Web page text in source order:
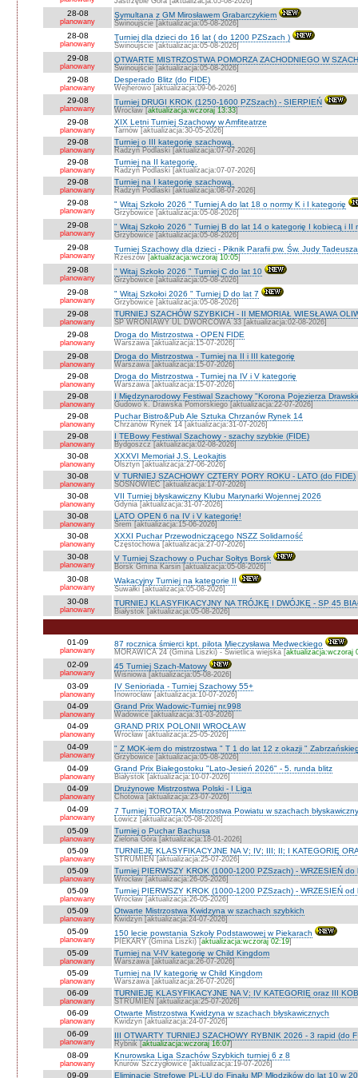
28-08
planowany
Symultana z GM Mirosławem Grabarczykiem
Świnoujście [aktualizacja:05-08-2026]
28-08
planowany
Turniej dla dzieci do 16 lat ( do 1200 PZSzach )
Świnoujście [aktualizacja:05-08-2026]
29-08
planowany
OTWARTE MISTRZOSTWA POMORZA ZACHODNIEGO W
Świnoujście [aktualizacja:05-08-2026]
29-08
planowany
Desperado Blitz (do FIDE)
Wejherowo [aktualizacja:09-06-2026]
29-08
planowany
Turniej DRUGI KROK (1250-1600 PZSzach) - SIERPIEŃ
Wrocław [aktualizacja:wczoraj 13:33]
29-08
planowany
XIX Letni Turniej Szachowy w Amfiteatrze
Tarnów [aktualizacja:30-05-2026]
29-08
planowany
Turniej o III kategorię szachową.
Radzyń Podlaski [aktualizacja:07-07-2026]
29-08
planowany
Turniej na II kategorię.
Radzyń Podlaski [aktualizacja:07-07-2026]
29-08
planowany
Turniej na I kategorię szachową.
Radzyń Podlaski [aktualizacja:08-07-2026]
29-08
planowany
" Witaj Szkoło 2026 " Turniej A do lat 18 o normy K i I kategorię
Grzybowice [aktualizacja:05-08-2026]
29-08
planowany
" Witaj Szkoło 2026 " Turniej B do lat 14 o kategorię I kobiecą i II
Grzybowice [aktualizacja:05-08-2026]
29-08
planowany
Turniej Szachowy dla dzieci - Piknik Parafii pw. Św. Judy
Rzeszów [aktualizacja:wczoraj 10:05]
29-08
planowany
" Witaj Szkoło 2026 " Turniej C do lat 10
Grzybowice [aktualizacja:05-08-2026]
29-08
planowany
" Witaj Szkołoi 2026 " Turniej D do lat 7
Grzybowice [aktualizacja:05-08-2026]
29-08
planowany
TURNIEJ SZACHÓW SZYBKICH - II MEMORIAŁ WIESŁAWA
SP WRONIAWY UL DWORCOWA 33 [aktualizacja:02-08-2026]
29-08
planowany
Droga do Mistrzostwa - OPEN FIDE
Warszawa [aktualizacja:15-07-2026]
29-08
planowany
Droga do Mistrzostwa - Turniej na II i III kategorię
Warszawa [aktualizacja:15-07-2026]
29-08
planowany
Droga do Mistrzostwa - Turniej na IV i V kategorię
Warszawa [aktualizacja:15-07-2026]
29-08
planowany
I Międzynarodowy Festiwal Szachowy "Korona Pojezierza
Gudowo k. Drawska Pomorskiego [aktualizacja:22-07-2026]
29-08
planowany
Puchar Bistro&Pub Ale Sztuka Chrzanów Rynek 14
Chrzanów Rynek 14 [aktualizacja:31-07-2026]
29-08
planowany
I TEBowy Festiwal Szachowy - szachy szybkie (FIDE)
Bydgoszcz [aktualizacja:02-08-2026]
30-08
planowany
XXXVI Memoriał J.S. Leokajtis
Olsztyn [aktualizacja:27-06-2026]
30-08
planowany
V TURNIEJ SZACHOWY CZTERY PORY ROKU - LATO (do FIDE)
SOSNOWIEC [aktualizacja:17-07-2026]
30-08
planowany
VII Turniej błyskawiczny Klubu Marynarki Wojennej 2026
Gdynia [aktualizacja:31-07-2026]
30-08
planowany
LATO OPEN 6 na IV i V kategorię!
Śrem [aktualizacja:15-06-2026]
30-08
planowany
XXXI Puchar Przewodniczącego NSZZ Solidarność
Częstochowa [aktualizacja:27-07-2026]
30-08
planowany
V Turniej Szachowy o Puchar Sołtys Borsk
Borsk Gmina Karsin [aktualizacja:05-08-2026]
30-08
planowany
Wakacyjny Turniej na kategorie II
Suwałki [aktualizacja:05-08-2026]
30-08
planowany
TURNIEJ KLASYFIKACYJNY NA TRÓJKĘ I DWÓJKĘ - SP 45
Białystok [aktualizacja:05-08-2026]
01-09
planowany
87 rocznica śmierci kpt. pilota Mieczysława Medweckiego
MORAWICA 24 (Gmina Liszki) - Świetlica wiejska [aktualizacja:wczoraj
02-09
planowany
45 Turniej Szach-Matowy
Wiśniowa [aktualizacja:05-08-2026]
03-09
planowany
IV Senioriada - Turniej Szachowy 55+
Inowrocław [aktualizacja:10-07-2026]
04-09
planowany
Grand Prix Wadowic-Turniej nr.998
Wadowice [aktualizacja:31-03-2026]
04-09
planowany
GRAND PRIX POLONII WROCŁAW
Wrocław [aktualizacja:25-05-2026]
04-09
planowany
" Z MOK-iem do mistrzostwa " T 1 do lat 12 z okazji "
Grzybowice [aktualizacja:05-08-2026]
04-09
planowany
Grand Prix Białegostoku "Lato-Jesień 2026" - 5. runda blitz
Białystok [aktualizacja:10-07-2026]
04-09
planowany
Drużynowe Mistrzostwa Polski - I Liga
Chotowa [aktualizacja:23-07-2026]
04-09
planowany
7 Turniej TOROTAX Mistrzostwa Powiatu w szachach
Łowicz [aktualizacja:05-08-2026]
05-09
planowany
Turniej o Puchar Bachusa
Zielona Góra [aktualizacja:18-01-2026]
05-09
planowany
TURNIEJE KLASYFIKACYJNE NA V; IV; III; II; I KATEGORIĘ
STRUMIEŃ [aktualizacja:25-07-2026]
05-09
planowany
Turniej PIERWSZY KROK (1000-1200 PZSzach) - WRZESIEŃ do
Wrocław [aktualizacja:26-05-2026]
05-09
planowany
Turniej PIERWSZY KROK (1000-1200 PZSzach) - WRZESIEŃ od
Wrocław [aktualizacja:26-05-2026]
05-09
planowany
Otwarte Mistrzostwa Kwidzyna w szachach szybkich
Kwidzyn [aktualizacja:24-07-2026]
05-09
planowany
150 lecie powstania Szkoły Podstawowej w Piekarach
PIEKARY (Gmina Liszki) [aktualizacja:wczoraj 02:19]
05-09
planowany
Turniej na V-IV kategorię w Child Kingdom
Warszawa [aktualizacja:26-07-2026]
05-09
planowany
Turniej na IV kategorię w Child Kingdom
Warszawa [aktualizacja:26-07-2026]
06-09
planowany
TURNIEJE KLASYFIKACYJNE NA V; IV KATEGORIĘ oraz III
STRUMIEŃ [aktualizacja:25-07-2026]
06-09
planowany
Otwarte Mistrzostwa Kwidzyna w szachach błyskawicznych
Kwidzyn [aktualizacja:24-07-2026]
06-09
planowany
III OTWARTY TURNIEJ SZACHOWY RYBNIK 2026 - 3 rapid (do
Rybnik [aktualizacja:wczoraj 16:07]
08-09
planowany
Knurowska Liga Szachów Szybkich turniej 6 z 8
Knurów Szczygłowice [aktualizacja:19-07-2026]
09-09 Eliminacje Strefowe PL-LU do Finału MP Młodzików do lat 10 w